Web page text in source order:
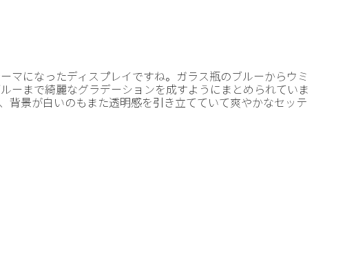
マになったディスプレイですね。ガラス瓶のブルーからウミ
ーまで綺麗なグラデーションを成すようにまとめられていま
背景が白いのもまた透明感を引き立てていて爽やかなセッテ